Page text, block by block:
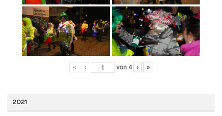
« ‹ von 4 › »
2021